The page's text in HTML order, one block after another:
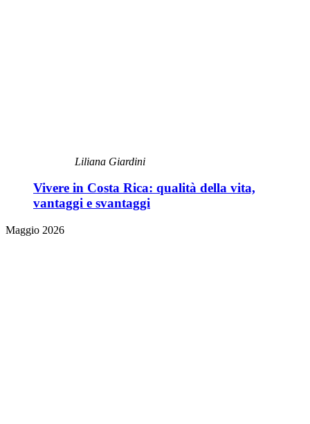
Liliana Giardini
Vivere in Costa Rica: qualità della vita,
vantaggi e svantaggi
Maggio 2026